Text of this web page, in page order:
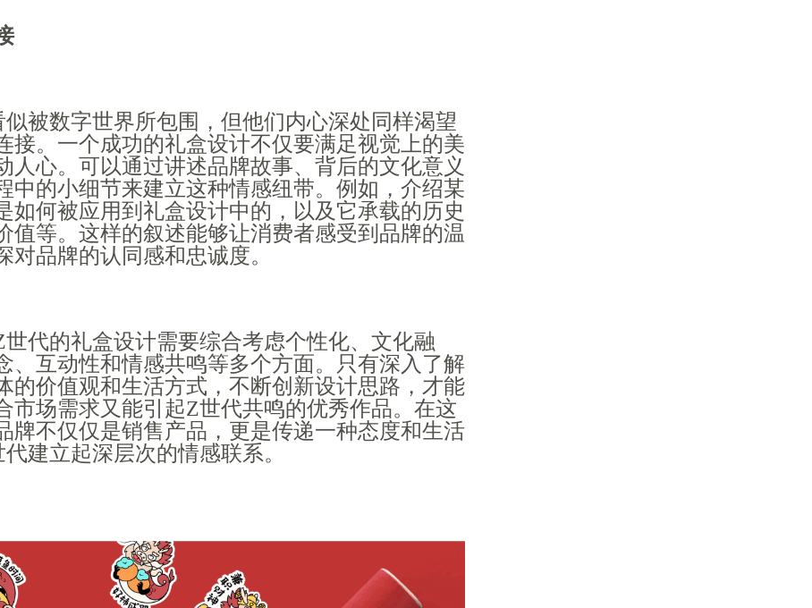
被数字世界所包围，但他们内心深处同样渴望
接。一个成功的礼盒设计不仅要满足视觉上的美
人心。可以通过讲述品牌故事、背后的文化意义
中的小细节来建立这种情感纽带。例如，介绍某
如何被应用到礼盒设计中的，以及它承载的历史
值等。这样的叙述能够让消费者感受到品牌的温
对品牌的认同感和忠诚度。
代的礼盒设计需要综合考虑个性化、文化融
、互动性和情感共鸣等多个方面。只有深入了解
的价值观和生活方式，不断创新设计思路，才能
市场需求又能引起Z世代共鸣的优秀作品。在这
牌不仅仅是销售产品，更是传递一种态度和生活
建立起深层次的情感联系。